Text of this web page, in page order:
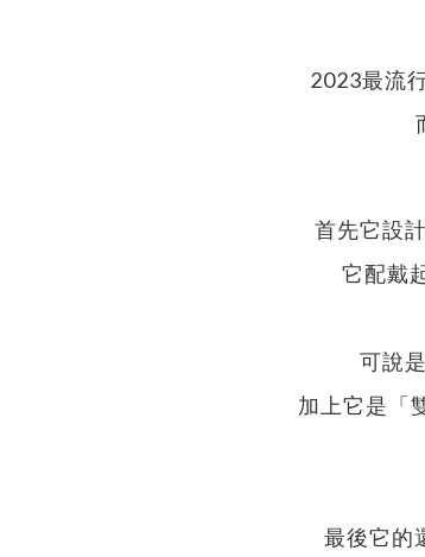
2023最流
首先它設
它配戴
可說
加上它是「
最後它的